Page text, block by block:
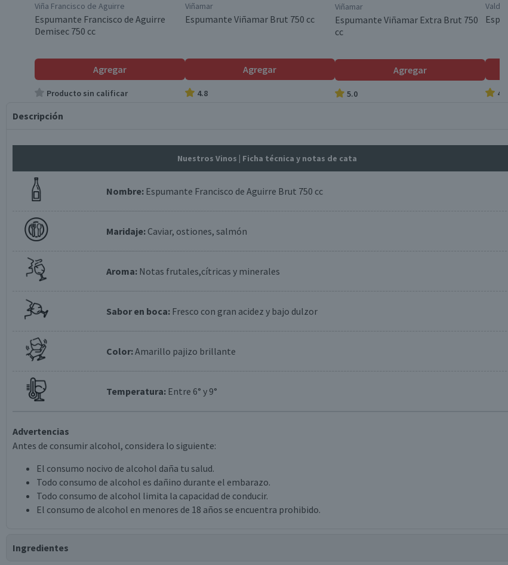
Viña Francisco de Aguirre
Espumante Francisco de Aguirre
Demisec 750 cc
Agregar
Producto sin calificar
Viñamar
Espumante Viñamar Brut 750 cc
Agregar
4.8
Viñamar
Espumante Viñamar Extra Brut 750
cc
Agregar
5.0 4.7
Descripción
Nuestros Vinos | Ficha técnica y notas de cata
Nombre: Espumante Francisco de Aguirre Brut 750 cc
Maridaje: Caviar, ostiones, salmón
Aroma: Notas frutales,cítricas y minerales
Sabor en boca: Fresco con gran acidez y bajo dulzor
Color:Amarillo pajizo brillante
Temperatura: Entre 6° y 9°
Advertencias
Antes de consumir alcohol, considera lo siguiente:
El consumo nocivo de alcohol daña tu salud.
Todo consumo de alcohol es dañino durante el embarazo.
Todo consumo de alcohol limita la capacidad de conducir.
El consumo de alcohol en menores de 18 años se encuentra prohibido.
Ingredientes